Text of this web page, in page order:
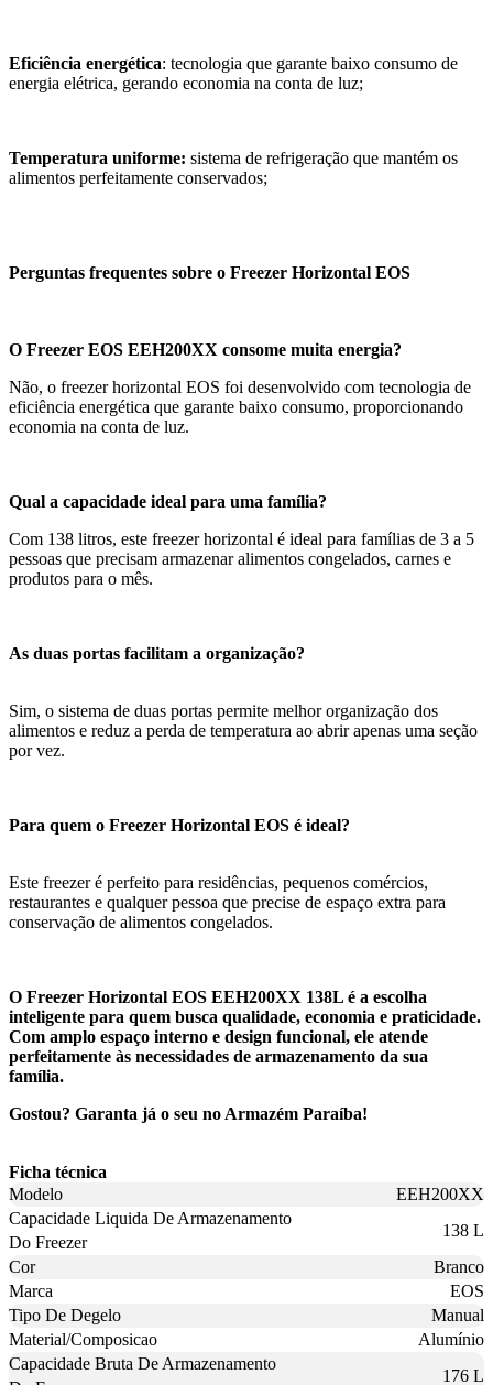
Eficiência energética: tecnologia que garante baixo consumo de
energia elétrica, gerando economia na conta de luz;
Temperatura uniforme: sistema de refrigeração que mantém os
alimentos perfeitamente conservados;
Perguntas frequentes sobre o Freezer Horizontal EOS
O Freezer EOS EEH200XX consome muita energia?
Não, o freezer horizontal EOS foi desenvolvido com tecnologia de
eficiência energética que garante baixo consumo, proporcionando
economia na conta de luz.
Qual a capacidade ideal para uma família?
Com 138 litros, este freezer horizontal é ideal para famílias de 3 a 5
pessoas que precisam armazenar alimentos congelados, carnes e
produtos para o mês.
As duas portas facilitam a organização?
Sim, o sistema de duas portas permite melhor organização dos
alimentos e reduz a perda de temperatura ao abrir apenas uma seção
por vez.
Para quem o Freezer Horizontal EOS é ideal?
Este freezer é perfeito para residências, pequenos comércios,
restaurantes e qualquer pessoa que precise de espaço extra para
conservação de alimentos congelados.
O Freezer Horizontal EOS EEH200XX 138L é a escolha
inteligente para quem busca qualidade, economia e praticidade.
Com amplo espaço interno e design funcional, ele atende
perfeitamente às necessidades de armazenamento da sua
família.
Gostou? Garanta já o seu no Armazém Paraíba!
Ficha técnica
Modelo
EEH200XX
Capacidade Liquida De Armazenamento
Do Freezer
138 L
Cor
Branco
Marca
EOS
Tipo De Degelo
Manual
Material/Composicao
Alumínio
Capacidade Bruta De Armazenamento
176 L